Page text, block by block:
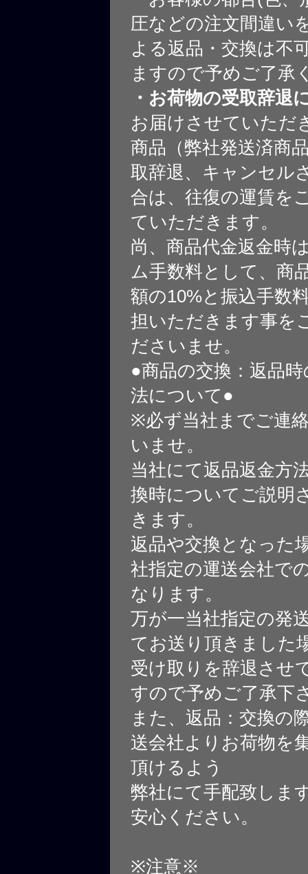
圧などの注文間違い
よる返品・交換は不
ますので予めご了承
・お荷物の受取辞退
お届けさせていただ
商品（弊社発送済商
取辞退、キャンセル
合は、往復の運賃を
ていただきます。
尚、商品代金返金時
ム手数料として、商
額の10%と振込手数
担いただきます事を
ださいませ。
●商品の交換：返品
法について●
※必ず当社までご連
いませ。
当社にて返品返金方
換時についてご説明
きます。
返品や交換となった
社指定の運送会社で
なります。
万が一当社指定の発
てお送り頂きました
受け取りを辞退させ
すので予めご了承下
また、返品：交換の
送会社よりお荷物を
頂けるよう
弊社にて手配致しま
安心ください。
※注意※